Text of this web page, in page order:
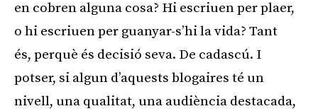
en cobren alguna cosa? Hi escriuen per plaer,
o hi escriuen per guanyar-s’hi la vida? Tant
és, perquè és decisió seva. De cadascú. I
potser, si algun d’aquests blogaires té un
nivell, una qualitat, una audiència destacada,